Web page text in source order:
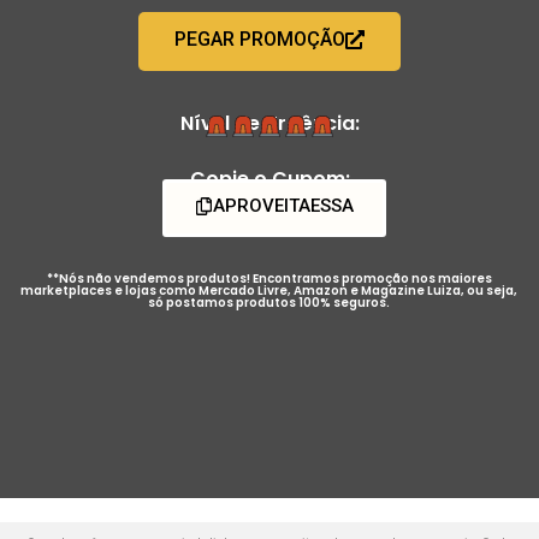
PEGAR PROMOÇÃO
Nível de Urgência:
Copie o Cupom:
APROVEITAESSA
**Nós não vendemos produtos! Encontramos promoção nos maiores
marketplaces e lojas como Mercado Livre, Amazon e Magazine Luiza, ou seja,
só postamos produtos 100% seguros.